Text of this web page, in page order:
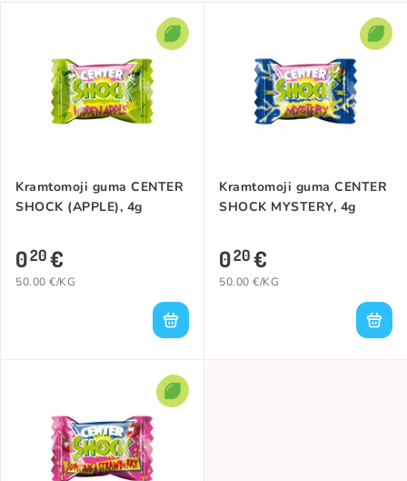
kainuoja tikrai nedaug. Tai jei ieškai kuo papildyt krepšelį, kad
išnaudotum dovanų kuponą arba artėja draugo, pažįstamo ar
brolio/sesės gimtadienis, stverk Center Shock gumas.
Kramtomoji guma CENTER
SHOCK (APPLE), 4g
020€
50.00 €/KG
Kramtomoji guma CENTER
SHOCK MYSTERY, 4g
020€
50.00 €/KG